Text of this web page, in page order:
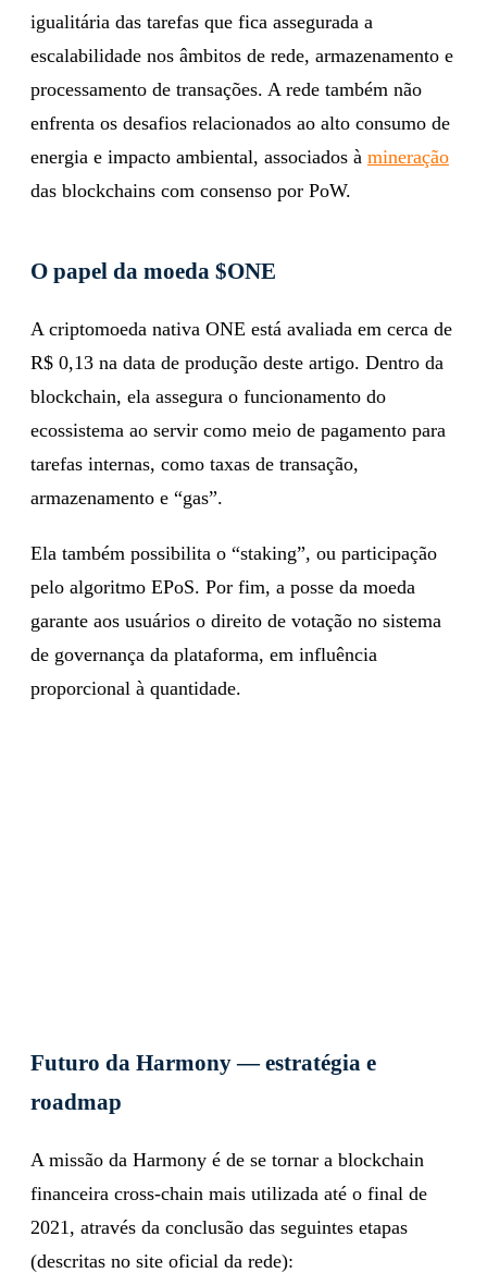
igualitária das tarefas que fica assegurada a
escalabilidade nos âmbitos de rede, armazenamento e
processamento de transações. A rede também não
enfrenta os desafios relacionados ao alto consumo de
energia e impacto ambiental, associados à mineração
das blockchains com consenso por PoW.
O papel da moeda $ONE
A criptomoeda nativa ONE está avaliada em cerca de
R$ 0,13 na data de produção deste artigo. Dentro da
blockchain, ela assegura o funcionamento do
ecossistema ao servir como meio de pagamento para
tarefas internas, como taxas de transação,
armazenamento e “gas”.
Ela também possibilita o “staking”, ou participação
pelo algoritmo EPoS. Por fim, a posse da moeda
garante aos usuários o direito de votação no sistema
de governança da plataforma, em influência
proporcional à quantidade.
Futuro da Harmony — estratégia e
roadmap
A missão da Harmony é de se tornar a blockchain
financeira cross-chain mais utilizada até o final de
2021, através da conclusão das seguintes etapas
(descritas no site oficial da rede):